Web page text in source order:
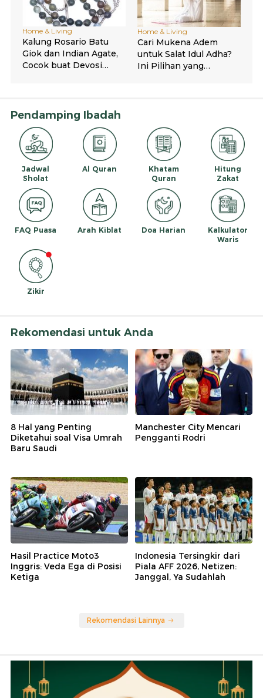
Pendamping Ibadah
Jadwal
Sholat
Al Quran
Khatam
Quran
Hitung
Zakat
FAQ Puasa Arah Kiblat Doa Harian
Kalkulator
Waris
Zikir
Rekomendasi untuk Anda
8 Hal yang Penting
Diketahui soal Visa Umrah
Baru Saudi
Manchester City Mencari
Pengganti Rodri
Hasil Practice Moto3
Inggris: Veda Ega di Posisi
Ketiga
Indonesia Tersingkir dari
Piala AFF 2026, Netizen:
Janggal, Ya Sudahlah
Rekomendasi Lainnya